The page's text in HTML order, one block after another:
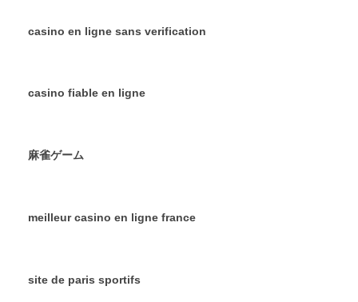
casino en ligne sans verification
casino fiable en ligne
麻雀ゲーム
meilleur casino en ligne france
site de paris sportifs